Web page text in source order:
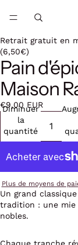
Retrait gratuit en
(6,50€)
Pain
Maison
€9,00 EUR
Diminuer
la
quantité
Plus de moyens de
Un grand
tradition : une mie
nobles.
Chaque tranche